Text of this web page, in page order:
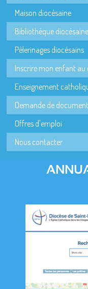
Maison diocésaine
Bibliothèque diocésaine
Pèlerinages diocésains
Inscrire mon enfant au
Enseignement
Demande de
Offres d'emploi
Nous contacter